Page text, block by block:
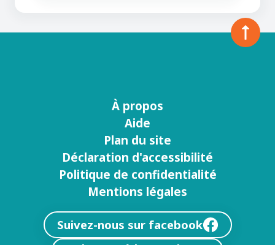
À propos
Aide
Plan du site
Déclaration d'accessibilité
Politique de confidentialité
Mentions légales
Suivez-nous sur facebook